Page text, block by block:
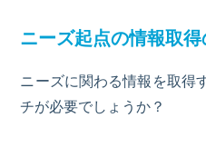
ニーズ起点の情報取
ニーズに関わる情報を取得
チが必要でしょうか？